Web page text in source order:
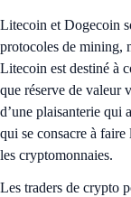
Litecoin et Dogecoin
protocoles de mining,
Litecoin est destiné à
que réserve de valeur
d’une plaisanterie qui
qui se consacre à
les cryptomonnaies.
Les traders de crypto